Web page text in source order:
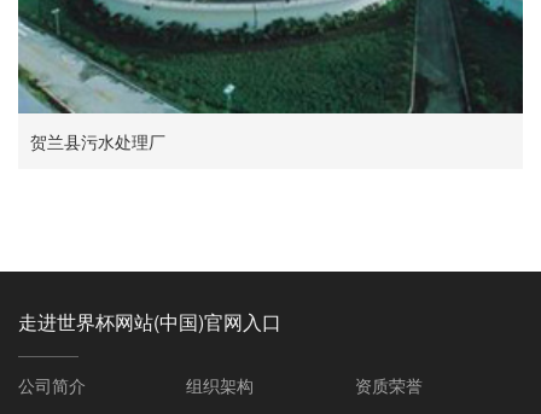
贺兰县污水处理厂
走进世界杯网站(中国)官网入口
公司简介 组织架构 资质荣誉